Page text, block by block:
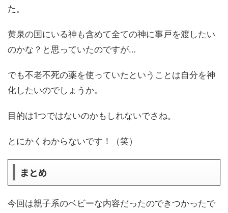
た。
黄泉の国にいる神も含めて全ての神に事戸を渡したい
のかな？と思っていたのですが…
でも不老不死の薬を使っていたということは自分を神
化したいのでしょうか。
目的は1つではないのかもしれないでさね。
とにかくわからないです！（笑）
まとめ
今回は親子系のベビーな内容だったのできつかったで